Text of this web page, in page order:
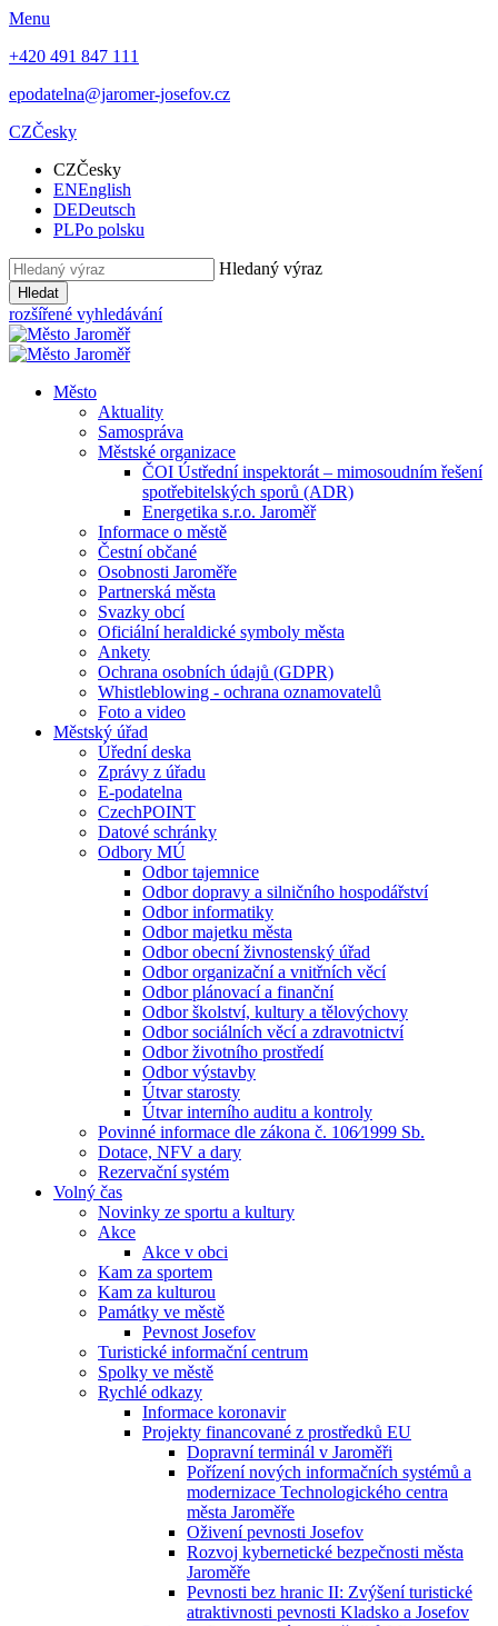
Menu
+420 491 847 111
epodatelna@jaromer-josefov.cz
CZČesky
CZČesky
ENEnglish
DEDeutsch
PLPo polsku
Hledaný výraz
Hledat
rozšířené vyhledávání
Město
Aktuality
Samospráva
Městské organizace
ČOI Ústřední inspektorát – mimosoudním řešení
spotřebitelských sporů (ADR)
Energetika s.r.o. Jaroměř
Informace o městě
Čestní občané
Osobnosti Jaroměře
Partnerská města
Svazky obcí
Oficiální heraldické symboly města
Ankety
Ochrana osobních údajů (GDPR)
Whistleblowing - ochrana oznamovatelů
Foto a video
Městský úřad
Úřední deska
Zprávy z úřadu
E-podatelna
CzechPOINT
Datové schránky
Odbory MÚ
Odbor tajemnice
Odbor dopravy a silničního hospodářství
Odbor informatiky
Odbor majetku města
Odbor obecní živnostenský úřad
Odbor organizační a vnitřních věcí
Odbor plánovací a finanční
Odbor školství, kultury a tělovýchovy
Odbor sociálních věcí a zdravotnictví
Odbor životního prostředí
Odbor výstavby
Útvar starosty
Útvar interního auditu a kontroly
Povinné informace dle zákona č. 106⁄1999 Sb.
Dotace, NFV a dary
Rezervační systém
Volný čas
Novinky ze sportu a kultury
Akce
Akce v obci
Kam za sportem
Kam za kulturou
Památky ve městě
Pevnost Josefov
Turistické informační centrum
Spolky ve městě
Rychlé odkazy
Informace koronavir
Projekty financované z prostředků EU
Dopravní terminál v Jaroměři
Pořízení nových informačních systémů a
modernizace Technologického centra
města Jaroměře
Oživení pevnosti Josefov
Rozvoj kybernetické bezpečnosti města
Jaroměře
Pevnosti bez hranic II: Zvýšení turistické
atraktivnosti pevnosti Kladsko a Josefov